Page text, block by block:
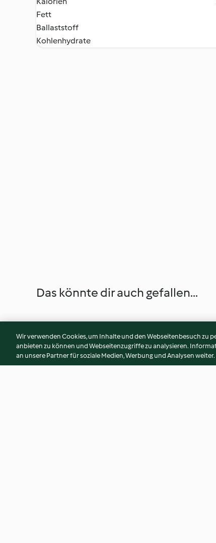
Fett
Ballaststoff
Kohlenhydrate
Das könnte dir auch gefallen...
Wir verwenden Cookies, um Inhalte und den Webseitenbesuch zu
anbieten zu können und Webseitenzugriffe zu analysieren.
an unsere Partner für soziale Medien, Werbung und Analysen weiter.